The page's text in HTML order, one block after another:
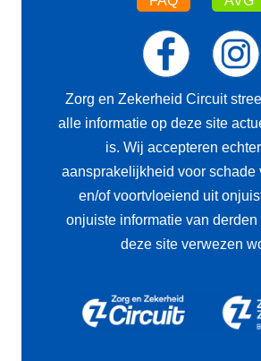
Zorg en Zekerheid Circuit
alle informatie op deze site
is. Wij accepteren
aansprakelijkheid voor schade
en/of voortvloeiend uit
onjuiste informatie van derden
deze site verwezen